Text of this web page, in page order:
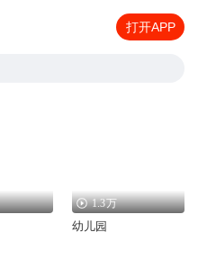
打开APP
1.3万
幼儿园